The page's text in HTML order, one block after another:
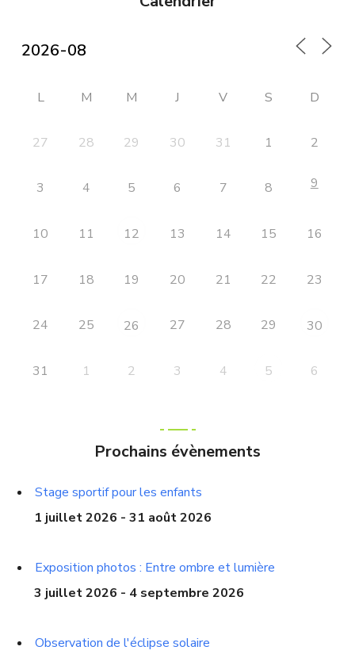
L M M J V S D
27 28 29 30 31 1 2
3 4 5 6 7 8 9
10 11 12 13 14 15 16
17 18 19 20 21 22 23
24 25 26 27 28 29 30
31 1 2 3 4 5 6
Prochains évènements
Stage sportif pour les enfants
1 juillet 2026 - 31 août 2026
Exposition photos : Entre ombre et lumière
3 juillet 2026 - 4 septembre 2026
Observation de l'éclipse solaire